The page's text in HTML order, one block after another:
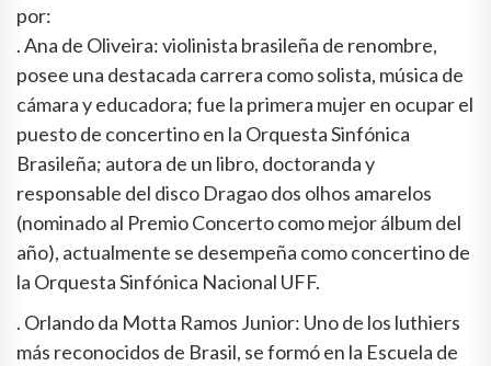
por:
. Ana de Oliveira: violinista brasileña de renombre,
posee una destacada carrera como solista, música de
cámara y educadora; fue la primera mujer en ocupar el
puesto de concertino en la Orquesta Sinfónica
Brasileña; autora de un libro, doctoranda y
responsable del disco Dragao dos olhos amarelos
(nominado al Premio Concerto como mejor álbum del
año), actualmente se desempeña como concertino de
la Orquesta Sinfónica Nacional UFF.
. Orlando da Motta Ramos Junior: Uno de los luthiers
más reconocidos de Brasil, se formó en la Escuela de